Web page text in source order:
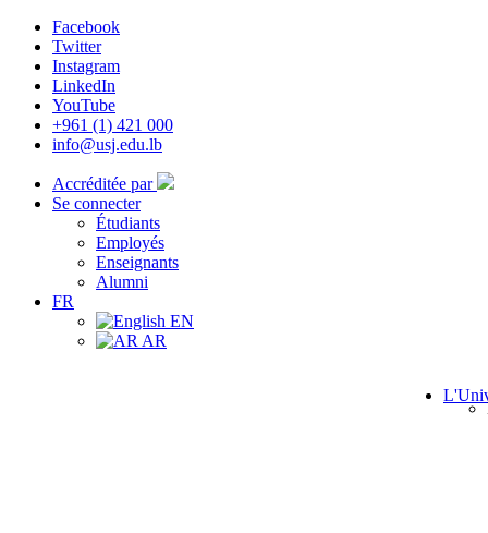
Facebook
Twitter
Instagram
LinkedIn
YouTube
+961 (1) 421 000
info@usj.edu.lb
Accréditée par
Se connecter
Étudiants
Employés
Enseignants
Alumni
FR
EN
AR